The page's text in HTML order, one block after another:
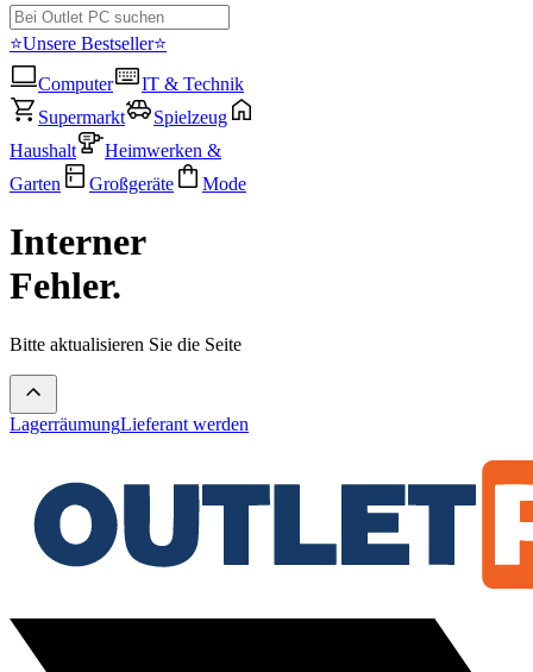
⭐Unsere Bestseller⭐
Computer
IT & Technik
Supermarkt
Spielzeug
Haushalt
Heimwerken &
Garten
Großgeräte Mode
Interner
Fehler.
Bitte aktualisieren Sie die Seite
LagerräumungLieferant werden